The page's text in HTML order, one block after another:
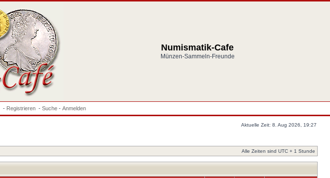
Numismatik-Cafe
Münzen-Sammeln-Freunde
- Registrieren - Suche - Anmelden
Aktuelle Zeit: 8. Aug 2026, 19:27
Alle Zeiten sind UTC + 1 Stunde